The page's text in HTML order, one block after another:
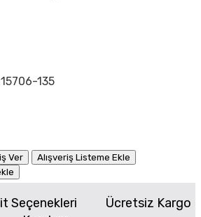
135
Ver
Alışveriş Listeme Ekle
Seçenekleri
Ücretsiz Kargo